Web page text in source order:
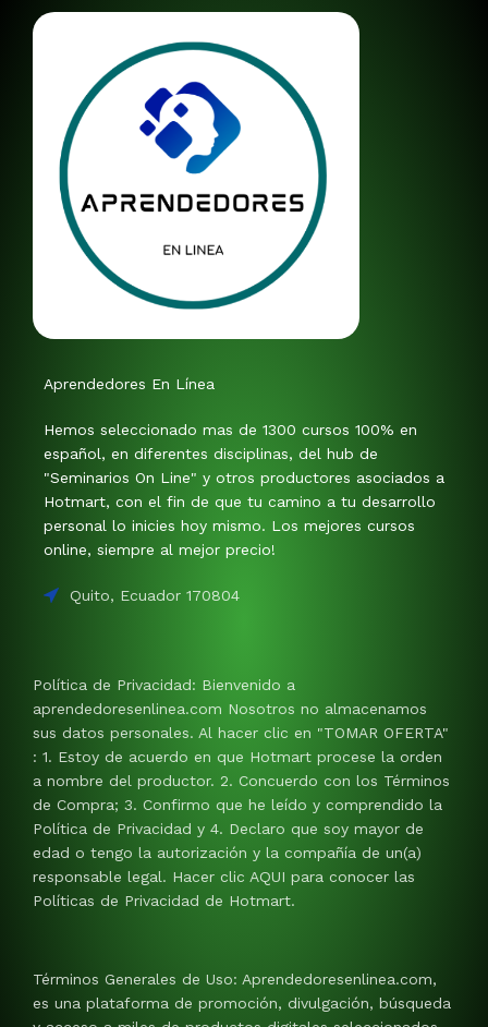
Aprendedores En Línea
Hemos seleccionado mas de 1300 cursos 100% en
español, en diferentes disciplinas, del hub de
"Seminarios On Line" y otros productores asociados a
Hotmart, con el fin de que tu camino a tu desarrollo
personal lo inicies hoy mismo. Los mejores cursos
online, siempre al mejor precio!
Quito, Ecuador 170804
Política de Privacidad: Bienvenido a
aprendedoresenlinea.com Nosotros no almacenamos
sus datos personales. Al hacer clic en "TOMAR OFERTA"
: 1. Estoy de acuerdo en que Hotmart procese la orden
a nombre del productor. 2. Concuerdo con los Términos
de Compra; 3. Confirmo que he leído y comprendido la
Política de Privacidad y 4. Declaro que soy mayor de
edad o tengo la autorización y la compañía de un(a)
responsable legal. Hacer clic AQUI para conocer las
Políticas de Privacidad de Hotmart.
Términos Generales de Uso: Aprendedoresenlinea.com,
es una plataforma de promoción, divulgación, búsqueda